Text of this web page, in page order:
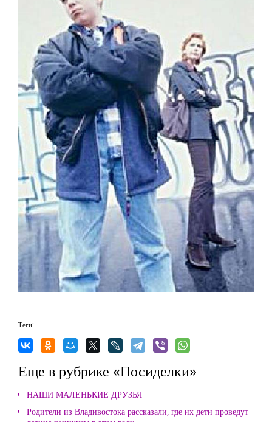
Теги:
Еще в рубрике «Посиделки»
НАШИ МАЛЕНЬКИЕ ДРУЗЬЯ
Родители из Владивостока рассказали, где их дети проведут